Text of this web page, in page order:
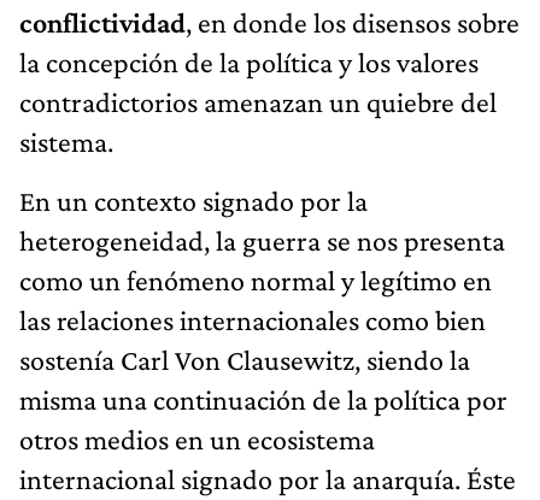
conflictividad, en donde los disensos sobre
la concepción de la política y los valores
contradictorios amenazan un quiebre del
sistema.
En un contexto signado por la
heterogeneidad, la guerra se nos presenta
como un fenómeno normal y legítimo en
las relaciones internacionales como bien
sostenía Carl Von Clausewitz, siendo la
misma una continuación de la política por
otros medios en un ecosistema
internacional signado por la anarquía. Éste